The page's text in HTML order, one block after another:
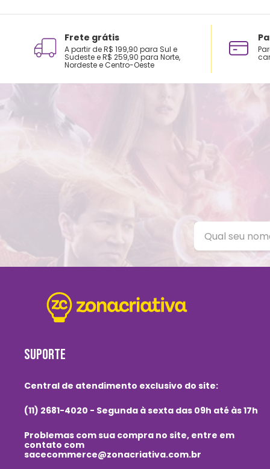
Frete grátis
A partir de R$ 199,90 para Sul e
Sudeste e R$ 259,90 para Norte,
Nordeste e Centro-Oeste
SUPORTE
Central de atendimento exclusivo do site:
(11) 2681-4020 - Segunda à sexta das 09h até às 17h
Problemas com sua compra no site, entre em
contato com
sacecommerce@zonacriativa.com.br